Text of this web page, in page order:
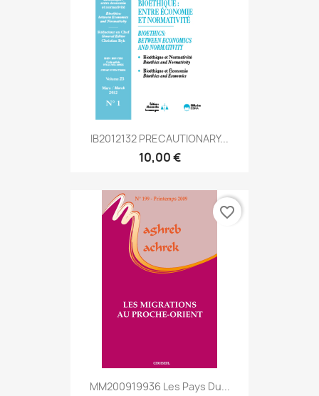
IB2012132 PRECAUTIONARY...
10,00 €
MM200919936 Les Pays Du...
favorite_border